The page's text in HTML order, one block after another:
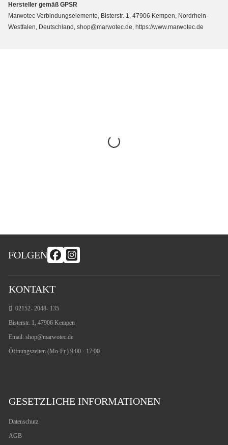
Hersteller gemäß GPSR
Marwotec Verbindungselemente, Bisterstr. 1, 47906 Kempen, Nordrhein-
Westfalen, Deutschland, shop@marwotec.de, https://www.marwotec.de
FOLGEN
KONTAKT
02152- 2048- 135
Bisterstr. 1, 47906 Kempen
Email: shop@marwotec.de
Öffnungszeiten (Mo-Fr.) 9:00 - 17:00
GESETZLICHE INFORMATIONEN
Datenschutz
AGB